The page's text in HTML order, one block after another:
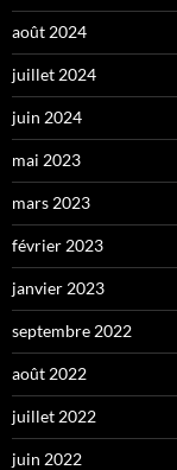
août 2024
juillet 2024
juin 2024
mai 2023
mars 2023
février 2023
janvier 2023
septembre 2022
août 2022
juillet 2022
juin 2022